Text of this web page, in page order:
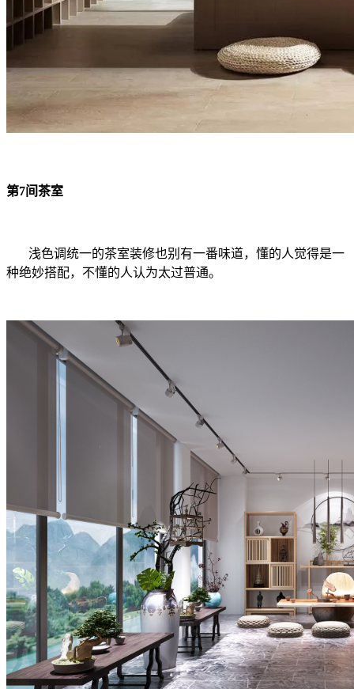
第7间茶室
浅色调统一的茶室装修也别有一番味道，懂的人觉得是一
种绝妙搭配，不懂的人认为太过普通。